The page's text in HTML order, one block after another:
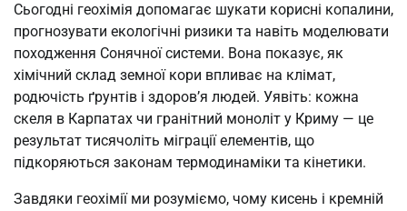
Сьогодні геохімія допомагає шукати корисні копалини,
прогнозувати екологічні ризики та навіть моделювати
походження Сонячної системи. Вона показує, як
хімічний склад земної кори впливає на клімат,
родючість ґрунтів і здоров’я людей. Уявіть: кожна
скеля в Карпатах чи гранітний моноліт у Криму — це
результат тисячоліть міграції елементів, що
підкоряються законам термодинаміки та кінетики.
Завдяки геохімії ми розуміємо, чому кисень і кремній